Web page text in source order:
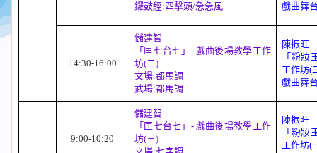
鑼鼓經: 四擊頭/急急風
戲曲舞
14:30-16:00
儲建智
「匡七台七」 - 戲曲後場教學工作
坊(二)
文場:都馬調
武場:都馬調
陳振旺
「粉妝
工作坊(
戲曲舞
9:00-10:20
儲建智
「匡七台七」 - 戲曲後場教學工作
坊(三)
陳振旺
「粉妝
工作坊(